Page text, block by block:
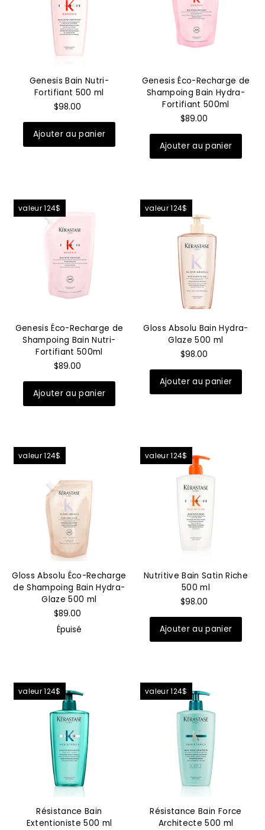
Genesis Bain Nutri-
Fortifiant 500 ml
$98.00
Genesis Éco-Recharge de
Shampoing Bain Hydra-
Fortifiant 500ml
$89.00
valeur 124$
Genesis Éco-Recharge de
Shampoing Bain Nutri-
Fortifiant 500ml
$89.00
valeur 124$
Gloss Absolu Bain Hydra-
Glaze 500 ml
$98.00
valeur 124$
Gloss Absolu Éco-Recharge
de Shampoing Bain Hydra-
Glaze 500 ml
$89.00
Épuisé
valeur 124$
Nutritive Bain Satin Riche
500 ml
$98.00
valeur 124$
Résistance Bain
Extentioniste 500 ml
valeur 124$
Résistance Bain Force
Architecte 500 ml